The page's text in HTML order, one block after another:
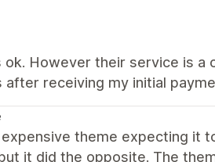
ok. However their service is
after receiving my initial
theme expecting it
it did the opposite. The